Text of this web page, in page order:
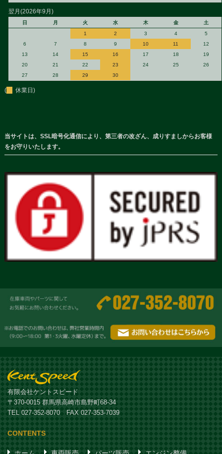
翌月(2026年9月)
日 月 火 水 木 金
土
1
2 3 4
5
6
7 8 9 10 11
12
13
14 15 16 17 18
19
20
21 22 23 24 25
26
27
28 29 30
( 休業日)
当サイトは、SSL暗号化通信により、第三者の改ざん、成りすましからお客様
をお守りいたします。
有限会社ケントスピード
〒370-0015 群馬県高崎市島野町68-34
TEL 027-352-8070 FAX 027-353-7039
CONTENTS